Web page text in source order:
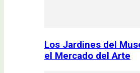
Los Jardines del
el Mercado del Arte